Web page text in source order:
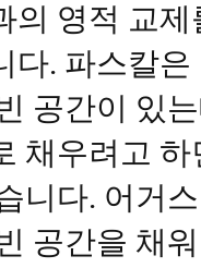
의 영적 교
다. 파스칼
공간이 있
채우려고
니다. 어거
공간을 채